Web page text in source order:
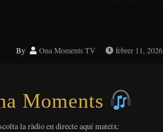
By Ona Moments TV febrer 11, 2026
Moments
la ràdio en directe aquí mateix: